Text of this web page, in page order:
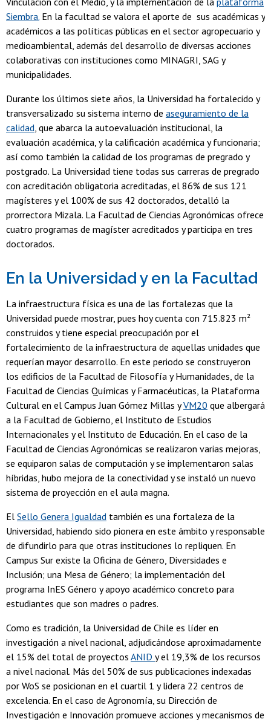
Siembra. En la facultad se valora el aporte de sus académicas y
académicos a las políticas públicas en el sector agropecuario y
medioambiental, además del desarrollo de diversas acciones
colaborativas con instituciones como MINAGRI, SAG y
municipalidades.
Durante los últimos siete años, la Universidad ha fortalecido y
transversalizado su sistema interno de aseguramiento de la
calidad, que abarca la autoevaluación institucional, la
evaluación académica, y la calificación académica y funcionaria;
así como también la calidad de los programas de pregrado y
postgrado. La Universidad tiene todas sus carreras de pregrado
con acreditación obligatoria acreditadas, el 86% de sus 121
magísteres y el 100% de sus 42 doctorados, detalló la
prorrectora Mizala. La Facultad de Ciencias Agronómicas ofrece
cuatro programas de magíster acreditados y participa en tres
doctorados.
En la Universidad y en la Facultad
La infraestructura física es una de las fortalezas que la
Universidad puede mostrar, pues hoy cuenta con 715.823 m²
construidos y tiene especial preocupación por el
fortalecimiento de la infraestructura de aquellas unidades que
requerían mayor desarrollo. En este periodo se construyeron
los edificios de la Facultad de Filosofía y Humanidades, de la
Facultad de Ciencias Químicas y Farmacéuticas, la Plataforma
Cultural en el Campus Juan Gómez Millas yVM20 que albergará
a la Facultad de Gobierno, el Instituto de Estudios
Internacionales y el Instituto de Educación. En el caso de la
Facultad de Ciencias Agronómicas se realizaron varias mejoras,
se equiparon salas de computación y se implementaron salas
híbridas, hubo mejora de la conectividad y se instaló un nuevo
sistema de proyección en el aula magna.
El Sello Genera Igualdad también es una fortaleza de la
Universidad, habiendo sido pionera en este ámbito y responsable
de difundirlo para que otras instituciones lo repliquen. En
Campus Sur existe la Oficina de Género, Diversidades e
Inclusión; una Mesa de Género; la implementación del
programa InES Género y apoyo académico concreto para
estudiantes que son madres o padres.
Como es tradición, la Universidad de Chile es líder en
investigación a nivel nacional, adjudicándose aproximadamente
el 15% del total de proyectos ANID y el 19,3% de los recursos
a nivel nacional. Más del 50% de sus publicaciones indexadas
por WoS se posicionan en el cuartil 1 y lidera 22 centros de
excelencia. En el caso de Agronomía, su Dirección de
Investigación e Innovación promueve acciones y mecanismos de